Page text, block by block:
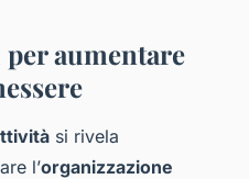
aumentare
si rivela
l’organizzazione